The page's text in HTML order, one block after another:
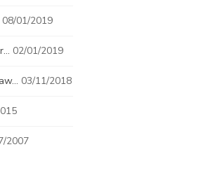
08/01/2019
02/01/2019
03/11/2018
2007